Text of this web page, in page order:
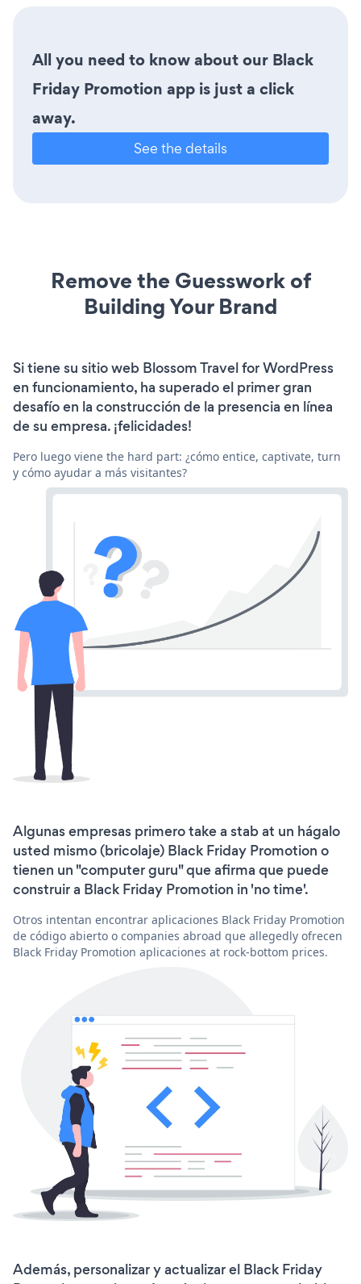
All you need to know about our Black
Friday Promotion app is just a click
away.
See the details
Remove the Guesswork of
Building Your Brand
Si tiene su sitio web Blossom Travel for WordPress
en funcionamiento, ha superado el primer gran
desafío en la construcción de la presencia en línea
de su empresa. ¡felicidades!
Pero luego viene the hard part: ¿cómo entice, captivate, turn
y cómo ayudar a más visitantes?
Algunas empresas primero take a stab at un hágalo
usted mismo (bricolaje) Black Friday Promotion o
tienen un "computer guru" que afirma que puede
construir a Black Friday Promotion in 'no time'.
Otros intentan encontrar aplicaciones Black Friday Promotion
de código abierto o companies abroad que allegedly ofrecen
Black Friday Promotion aplicaciones at rock-bottom prices.
Además, personalizar y actualizar el Black Friday